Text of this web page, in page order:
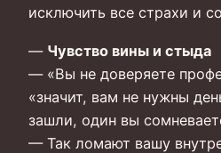
исключить все страхи и
— Чувство вины и стыда
— «Вы не доверяете
«значит, вам не нужны
зашли, один вы
— Так ломают вашу